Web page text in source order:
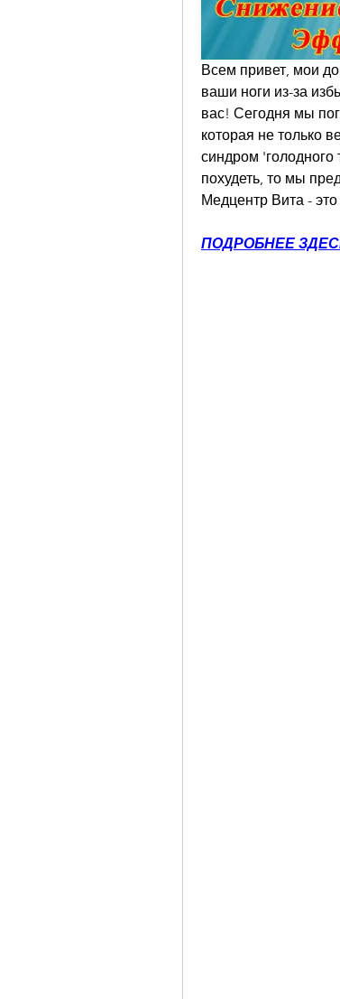
Всем привет, мои
ваши ноги из-за
вас! Сегодня мы
которая не только
синдром
похудеть, то мы
Медцентр Вита -
ПОДРОБНЕЕ